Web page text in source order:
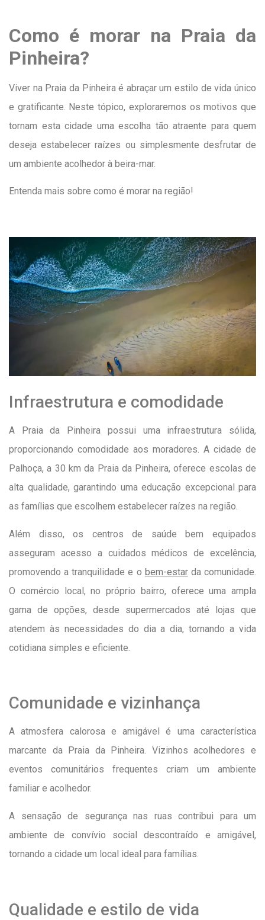
Como é morar na Praia da
Pinheira?
Viver na Praia da Pinheira é abraçar um estilo de vida único
e gratificante. Neste tópico, exploraremos os motivos que
tornam esta cidade uma escolha tão atraente para quem
deseja estabelecer raízes ou simplesmente desfrutar de
um ambiente acolhedor à beira-mar.
Entenda mais sobre como é morar na região!
Infraestrutura e comodidade
A Praia da Pinheira possui uma infraestrutura sólida,
proporcionando comodidade aos moradores. A cidade de
Palhoça, a 30 km da Praia da Pinheira, oferece escolas de
alta qualidade, garantindo uma educação excepcional para
as famílias que escolhem estabelecer raízes na região.
Além disso, os centros de saúde bem equipados
asseguram acesso a cuidados médicos de excelência,
promovendo a tranquilidade e o bem-estarda comunidade.
O comércio local, no próprio bairro, oferece uma ampla
gama de opções, desde supermercados até lojas que
atendem às necessidades do dia a dia, tornando a vida
cotidiana simples e eficiente.
Comunidade e vizinhança
A atmosfera calorosa e amigável é uma característica
marcante da Praia da Pinheira. Vizinhos acolhedores e
eventos comunitários frequentes criam um ambiente
familiar e acolhedor.
A sensação de segurança nas ruas contribui para um
ambiente de convívio social descontraído e amigável,
tornando a cidade um local ideal para famílias.
Qualidade e estilo de vida